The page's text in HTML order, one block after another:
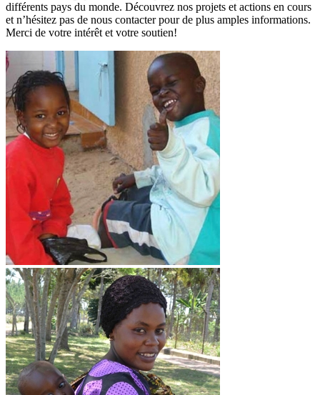
différents pays du monde. Découvrez nos projets et actions en cours
et n’hésitez pas de nous contacter pour de plus amples informations.
Merci de votre intérêt et votre soutien!